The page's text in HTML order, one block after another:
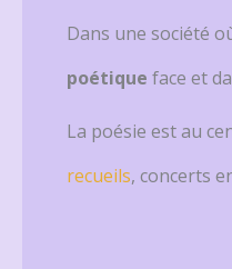
Dans une société
poétique face et
La poésie est au
recueils, concerts